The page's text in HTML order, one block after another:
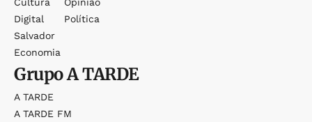
Cultura
Digital
Salvador
Economia
Opinião
Política
GrupoA TARDE
A TARDE
A TARDE FM